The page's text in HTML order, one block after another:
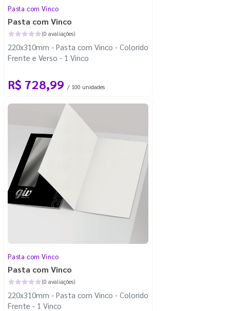
Pasta com Vinco
Pasta com Vinco
(0 avaliações)
220x310mm - Pasta com Vinco - Colorido
Frente e Verso - 1 Vinco
R$ 728,99 / 100 unidades
Pasta com Vinco
Pasta com Vinco
(0 avaliações)
220x310mm - Pasta com Vinco - Colorido
Frente - 1 Vinco